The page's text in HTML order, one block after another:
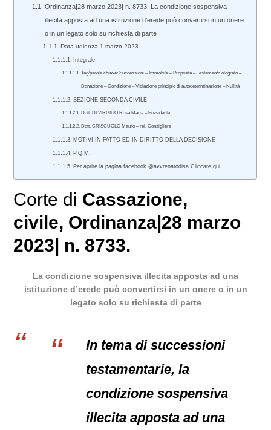
Ordinanza|28 marzo 2023| n. 8733. La condizione sospensiva
illecita apposta ad una istituzione d’erede può convertirsi in un onere
o in un legato solo su richiesta di parte
Data udienza 1 marzo 2023
Integrale
Tag/parola chiave: Successioni – Immobile – Proprietà – Testamento olografo –
Donazione – Condizione – Violazione principio di autodeterminazione – Nullità
SEZIONE SECONDA CIVILE
Dott. DI VIRGILIO Rosa Maria – Presidente
Dott. CRISCUOLO Mauro – rel. Consigliere
MOTIVI IN FATTO ED IN DIRITTO DELLA DECISIONE
P.Q.M.
Per aprire la pagina facebook @avvrenatodisa Cliccare qui
Corte di Cassazione,
civile, Ordinanza|28 marzo
2023| n. 8733.
La condizione sospensiva illecita apposta ad una
istituzione d’erede può convertirsi in un onere o in un
legato solo su richiesta di parte
In tema di successioni
testamentarie, la
condizione sospensiva
illecita apposta ad una